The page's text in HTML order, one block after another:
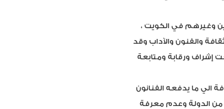
وغيرهم في الكويت ،
والفنون والآداب وقد
إشراف ورقابة ومتابعة
الي ما يدفعه الفنانون
من الدولة وعدم معرفة